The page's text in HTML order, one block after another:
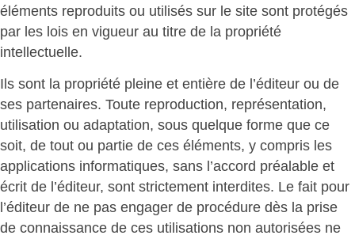
éléments reproduits ou utilisés sur le site sont protégés
par les lois en vigueur au titre de la propriété
intellectuelle.
Ils sont la propriété pleine et entière de l’éditeur ou de
ses partenaires. Toute reproduction, représentation,
utilisation ou adaptation, sous quelque forme que ce
soit, de tout ou partie de ces éléments, y compris les
applications informatiques, sans l’accord préalable et
écrit de l’éditeur, sont strictement interdites. Le fait pour
l’éditeur de ne pas engager de procédure dès la prise
de connaissance de ces utilisations non autorisées ne